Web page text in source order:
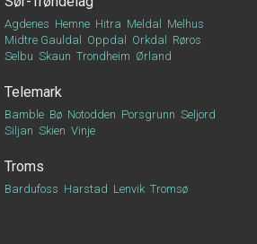
Agdenes Hemne Hitra Meldal
Melhus
Midtre Gauldal
Oppdal Orkdal
Røros
Selbu Skaun Trondheim Ørland
Telemark
Bamble Bø Notodden Porsgrunn Seljord
Siljan Skien Vinje
Troms
Bardufoss Harstad Lenvik Tromsø